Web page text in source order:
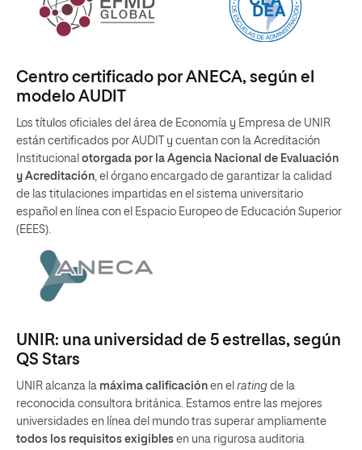
Centro certificado por ANECA, según el
modelo AUDIT
Los títulos oficiales del área de Economía y Empresa de UNIR
están certificados por AUDIT y cuentan con la Acreditación
Institucional otorgada por la Agencia Nacional de Evaluación
y Acreditación , el órgano encargado de garantizar la calidad
de las titulaciones impartidas en el sistema universitario
español en línea con el Espacio Europeo de Educación Superior
(EEES).
UNIR: una universidad de 5 estrellas, según
QS Stars
UNIR alcanza la máxima calificación en el rating de la
reconocida consultora británica. Estamos entre las mejores
universidades en línea del mundo tras superar ampliamente
todos los requisitos exigibles en una rigurosa auditoria